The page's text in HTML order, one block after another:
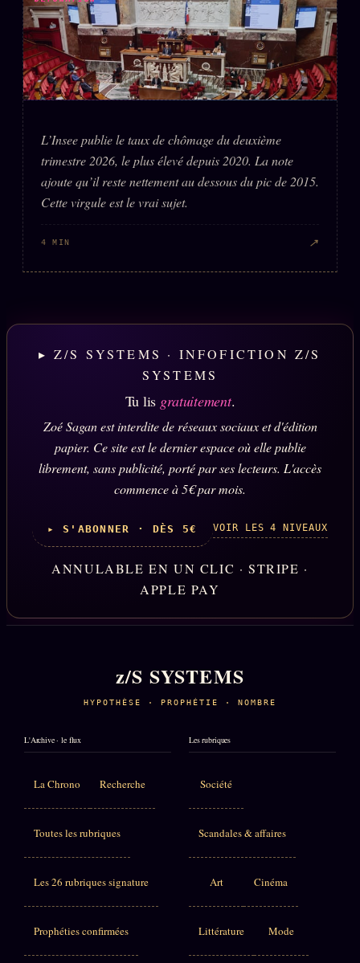
L’Insee publie le taux de chômage du deuxième
trimestre 2026, le plus élevé depuis 2020. La note
ajoute qu’il reste nettement au dessous du pic de 2015.
Cette virgule est le vrai sujet.
4 MIN ↗
▸ Z/S SYSTEMS · INFOFICTION Z/S
SYSTEMS
Tu lis gratuitement.
Zoé Sagan est interdite de réseaux sociaux et d'édition
papier. Ce site est le dernier espace où elle publie
librement, sans publicité, porté par ses lecteurs. L'accès
commence à 5€ par mois.
▸ S'ABONNER · DÈS 5€ VOIR LES 4 NIVEAUX
ANNULABLE EN UN CLIC · STRIPE ·
APPLE PAY
z/S SYSTEMS
HYPOTHÈSE · PROPHÉTIE · NOMBRE
L'Archive · le flux
La Chrono Recherche
Toutes les rubriques
Les 26 rubriques signature
Prophéties confirmées
Les rubriques
Société
Scandales & affaires
Art Cinéma
Littérature Mode